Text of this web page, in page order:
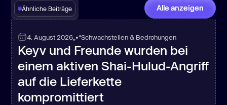
Ähnliche Beiträge Alle anzeigen
4. August 2026 „•“Schwachstellen & Bedrohungen
Keyv und Freunde wurden bei
einem aktiven Shai-Hulud-Angriff
auf die Lieferkette
kompromittiert